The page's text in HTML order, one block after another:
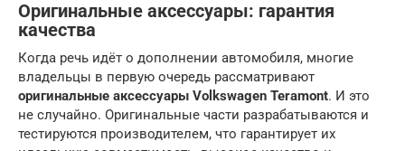
Оригинальные аксессуары: гарантия
качества
Когда речь идёт о дополнении автомобиля, многие
владельцы в первую очередь рассматривают
оригинальные аксессуары Volkswagen Teramont. И это
не случайно. Оригинальные части разрабатываются и
тестируются производителем, что гарантирует их